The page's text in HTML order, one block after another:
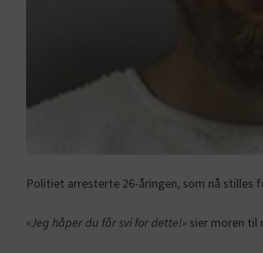
Politiet arresterte 26-åringen, som nå stilles
«Jeg håper du får svi for dette!» sier moren til